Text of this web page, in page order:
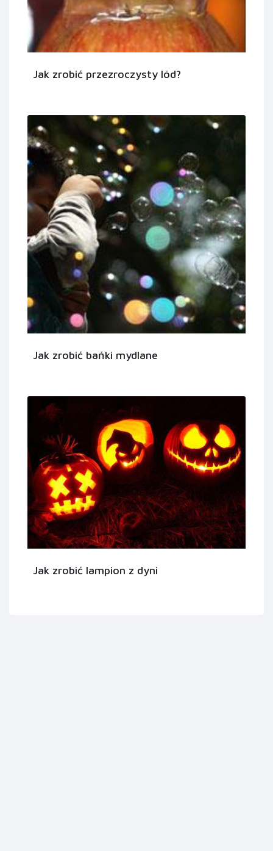
Jak zrobić przezroczysty lód?
Jak zrobić bańki mydlane
Jak zrobić lampion z dyni